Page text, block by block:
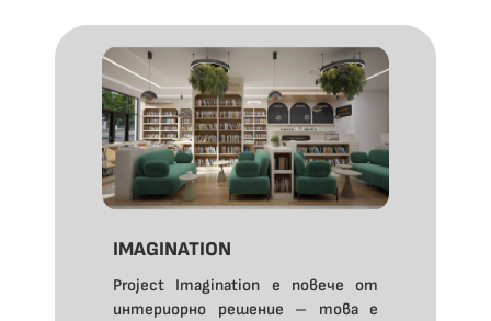
IMAGINATION
Project Imagination е повече от
интериорно решение – това е